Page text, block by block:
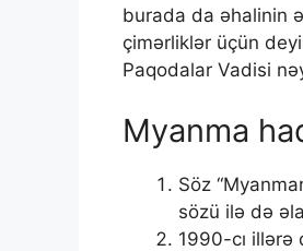
burada da əhalinin
çimərliklər üçün
Paqodalar Vadisi
Myanma
Söz
sözü ilə də
1990-cı illərə